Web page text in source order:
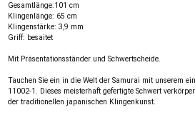
Gesamtlänge:101 cm
Klingenlänge: 65 cm
Klingenstärke: 3,9 mm
Griff: besaitet
Mit Präsentationsständer und Schwertscheide.
Tauchen Sie ein in die Welt der Samurai mit unserem
11002-1. Dieses meisterhaft gefertigte Schwert
der traditionellen japanischen Klingenkunst.